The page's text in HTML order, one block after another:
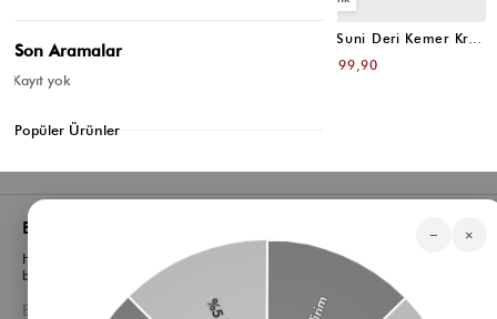
Uzun Tokalı Suni Deri Kemer Krem
₺199,90
Bizden Haberler
Haberlerimiz, özel tekliflerimiz ve favori stillerimiz hakkında ilk siz
bilgi sahibi olun
− ×
Son Aramalar
Kayıt yok
Popüler Ürünler